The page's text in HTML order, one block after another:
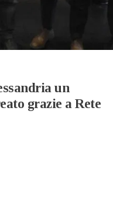
un
grazie a Rete